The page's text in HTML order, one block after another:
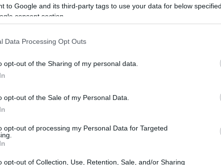
to Google and its third-party tags to use your data for below
consent section.
Data Processing Opt Outs
opt-out of the Sharing of my personal data.
opt-out of the Sale of my Personal Data.
opt-out of processing my Personal Data for Targeted
opt-out of Collection, Use, Retention, Sale, and/or Sharing
memecoin, stablecoin,
ha incrementato iricavi cryptorispetto all’anno
centinaia di milioni a valori aggregati superiori.
società come
World Liberty Financial
Per queste attività le cifre riportate
circa 525 milioni di dollari, mentre altre
intorno ai 500 milioni.